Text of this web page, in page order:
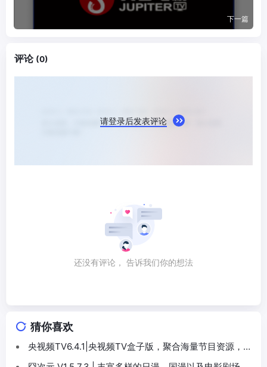
下一篇
评论 (0)
请登录后发表评论
还没有评论， 告诉我们你的想法
猜你喜欢
央视频TV6.4.1|央视频TV盒子版，聚合海量节目资源，涵
盖CCTV1至CCTV17全频道点播内容